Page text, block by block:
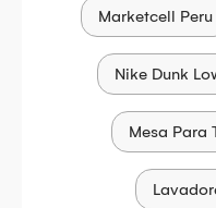
Marketcell Peru
Nike Dunk
Mesa Para